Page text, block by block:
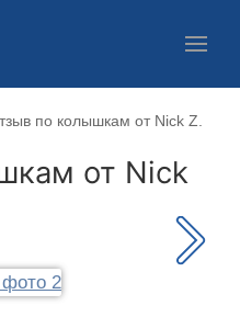
по колышкам от Nick Z.
от Nick